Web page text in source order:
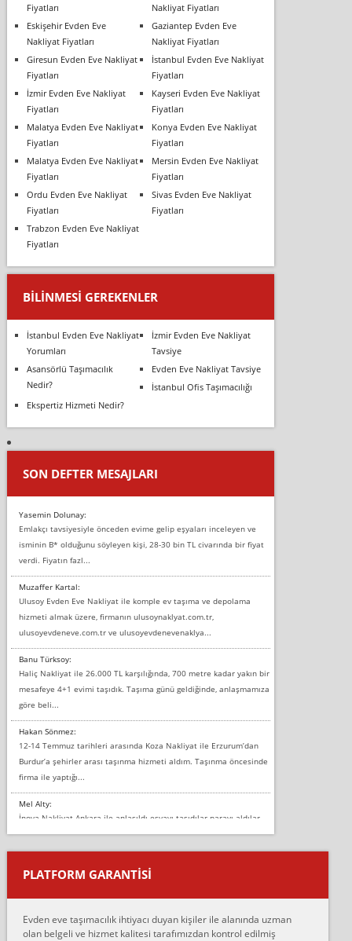
Fiyatları
Nakliyat Fiyatları
Eskişehir Evden Eve
Nakliyat Fiyatları
Gaziantep Evden Eve
Nakliyat Fiyatları
Giresun Evden Eve Nakliyat
Fiyatları
İstanbul Evden Eve Nakliyat
Fiyatları
İzmir Evden Eve Nakliyat
Fiyatları
Kayseri Evden Eve Nakliyat
Fiyatları
Malatya Evden Eve Nakliyat
Fiyatları
Konya Evden Eve Nakliyat
Fiyatları
Malatya Evden Eve Nakliyat
Fiyatları
Mersin Evden Eve Nakliyat
Fiyatları
Ordu Evden Eve Nakliyat
Fiyatları
Sivas Evden Eve Nakliyat
Fiyatları
Trabzon Evden Eve Nakliyat
Fiyatları
BILINMESI GEREKENLER
İstanbul Evden Eve Nakliyat
Yorumları
İzmir Evden Eve Nakliyat
Tavsiye
Asansörlü Taşımacılık
Nedir?
Evden Eve Nakliyat Tavsiye
İstanbul Ofis Taşımacılığı
Ekspertiz Hizmeti Nedir?
SON DEFTER MESAJLARI
Yasemin Dolunay:
Emlakçı tavsiyesiyle önceden evime gelip eşyaları inceleyen ve
isminin B* olduğunu söyleyen kişi, 28-30 bin TL civarında bir fiyat
verdi. Fiyatın fazl...
Muzaffer Kartal:
Ulusoy Evden Eve Nakliyat ile komple ev taşıma ve depolama
hizmeti almak üzere, firmanın ulusoynaklyat.com.tr,
ulusoyevdeneve.com.tr ve ulusoyevdenevenaklya...
Banu Türksoy:
Haliç Nakliyat ile 26.000 TL karşılığında, 700 metre kadar yakın bir
mesafeye 4+1 evimi taşıdık. Taşıma günü geldiğinde, anlaşmamıza
göre beli...
Hakan Sönmez:
12-14 Temmuz tarihleri arasında Koza Nakliyat ile Erzurum’dan
Burdur’a şehirler arası taşınma hizmeti aldım. Taşınma öncesinde
firma ile yaptığı...
Mel Alty:
İnova Nakliyat Ankara ile anlaşıldı eşyayı taşıdılar parayı aldılar.
Salon duvarına bir baktım birisi boydan alüminyum renkli bantı
yapıştırm...
Murat:
çalıştıklarını, müş...
PLATFORM GARANTİSİ
Evden eve taşımacılık ihtiyacı duyan kişiler ile alanında uzman
olan belgeli ve hizmet kalitesi tarafımızdan kontrol edilmiş